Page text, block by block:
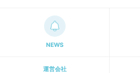
NEWS
運営会社